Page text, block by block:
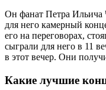
Он фанат Петра Ильича
для него камерный
его на переговорах,
сыграли для него в 11
в этот вечер. Они
Какие лучшие